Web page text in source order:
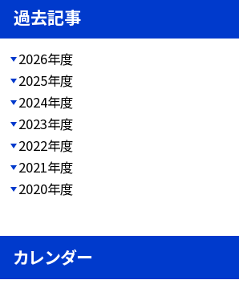
過去記事
2026年度
2025年度
2024年度
2023年度
2022年度
2021年度
2020年度
カレンダー